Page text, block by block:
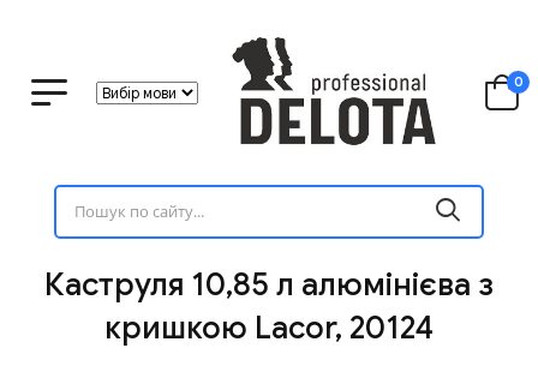
0
Каструля 10,85 л алюмінієва з
кришкою Lacor, 20124